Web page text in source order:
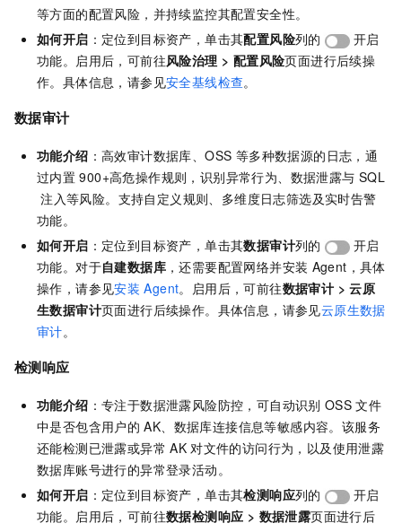
等方面的配置风险，并持续监控其配置安全性。
如何开启 ：定位到目标资产，单击其配置风险列的
开启
功能。启用后，可前往风险治理 > 配置风险页面进行后续操
作。具体信息，请参见安全基线检查。
数据审计
功能介绍 ：高效审计数据库、OSS 等多种数据源的日志，通
过内置 900+高危操作规则，识别异常行为、数据泄露与 SQL
注入等风险。支持自定义规则、多维度日志筛选及实时告警
功能。
如何开启 ：定位到目标资产，单击其数据审计列的
开启
功能。对于自建数据库 ，还需要配置网络并安装 Agent，具体
操作，请参见安装 Agent。启用后，可前往数据审计 >云原
生数据审计页面进行后续操作。具体信息，请参见云原生数据
审计。
检测响应
功能介绍 ：专注于数据泄露风险防控，可自动识别 OSS 文件
中是否包含用户的 AK、数据库连接信息等敏感内容。该服务
还能检测已泄露或异常 AK 对文件的访问行为，以及使用泄露
数据库账号进行的异常登录活动。
如何开启 ：定位到目标资产，单击其检测响应列的
开启
功能。启用后，可前往数据检测响应 > 数据泄露页面进行后